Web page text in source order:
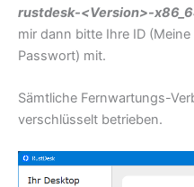
rustdesk-<Version>-
mir dann bitte Ihre ID
Passwort) mit.
Sämtliche Fernwartungs-
verschlüsselt betrieben.